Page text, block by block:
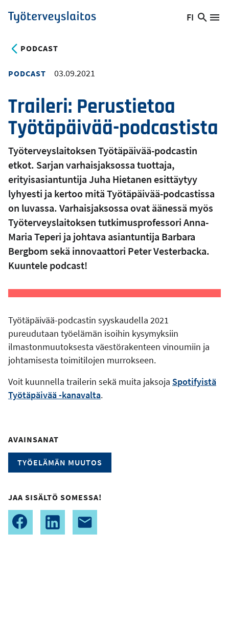
Hyppää
pääsisältöön
Työterveyslaitos
Vaihda
FI
Hae
PODCAST
PODCAST 03.09.2021
Traileri: Perustietoa
Työtäpäivää-podcastista
Työterveyslaitoksen Työtäpäivää-podcastin
etkot. Sarjan varhaisjaksossa tuottaja,
erityisasiantuntija Juha Hietanen esittäytyy
lyhyesti ja kertoo mitä Työtäpäivää-podcastissa
on luvassa. Varhaisjaksossa ovat äänessä myös
Työterveyslaitoksen tutkimusprofessori Anna-
Maria Teperi ja johtava asiantuntija Barbara
Bergbom sekä innovaattori Peter Vesterbacka.
Kuuntele podcast!
Työtäpäivää-podcastin syyskaudella 2021
pureudutaan työelämän isoihin kysymyksiin
ilmastonmuutoksesta väestörakenteen vinoumiin ja
johtamisesta toimitilojen murrokseen.
Voit kuunnella trailerin sekä muita jaksoja Spotifyistä
Työtäpäivää -kanavalta.
AVAINSANAT
TYÖELÄMÄN MUUTOS
JAA SISÄLTÖ SOMESSA!